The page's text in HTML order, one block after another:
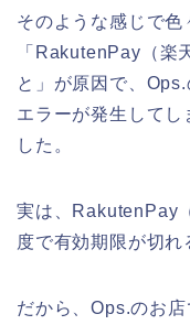
そのような感じで色
「RakutenPay（楽
と」が原因で、
エラーが発生してし
した。
実は、RakutenPay
度で有効期限が切
だから、Ops.のお